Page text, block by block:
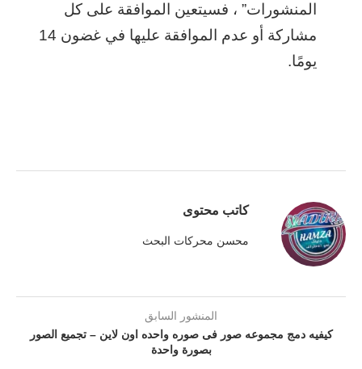
المنشورات” ، فسيتعين الموافقة على كل
مشاركة أو عدم الموافقة عليها في غضون 14
يومًا.
كاتب محتوى
محسن محركات البحث
المنشور السابق
كيفيه دمج مجموعه صور فى صوره واحده اون لاين – تجميع الصور
بصورة واحدة